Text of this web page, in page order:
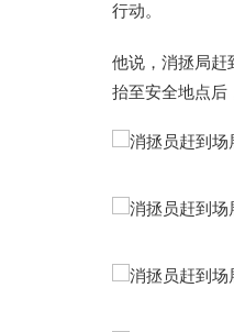
行动。
他说，消拯局赶
抬至安全地点后